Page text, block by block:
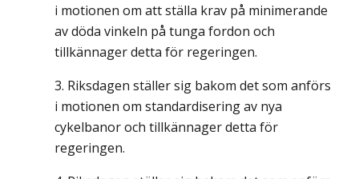
i motionen om att ställa krav på minimerande
av döda vinkeln på tunga fordon och
tillkännager detta för regeringen.
Riksdagen ställer sig bakom det som anförs
i motionen om standardisering av nya
cykelbanor och tillkännager detta för
regeringen.